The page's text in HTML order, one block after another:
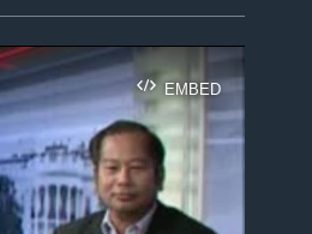
EMBED